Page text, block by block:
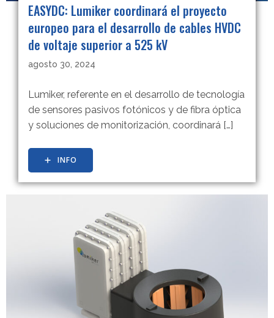
EASYDC: Lumiker coordinará el proyecto
europeo para el desarrollo de cables HVDC
de voltaje superior a 525 kV
agosto 30, 2024
Lumiker, referente en el desarrollo de tecnología
de sensores pasivos fotónicos y de fibra óptica
y soluciones de monitorización, coordinará […]
INFO